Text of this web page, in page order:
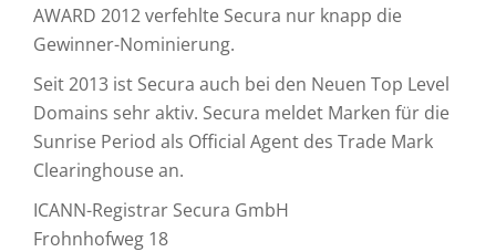
AWARD 2012 verfehlte Secura nur knapp die
Gewinner-Nominierung.
Seit 2013 ist Secura auch bei den Neuen Top Level
Domains sehr aktiv. Secura meldet Marken für die
Sunrise Period als Official Agent des Trade Mark
Clearinghouse an.
ICANN-Registrar Secura GmbH
Frohnhofweg 18